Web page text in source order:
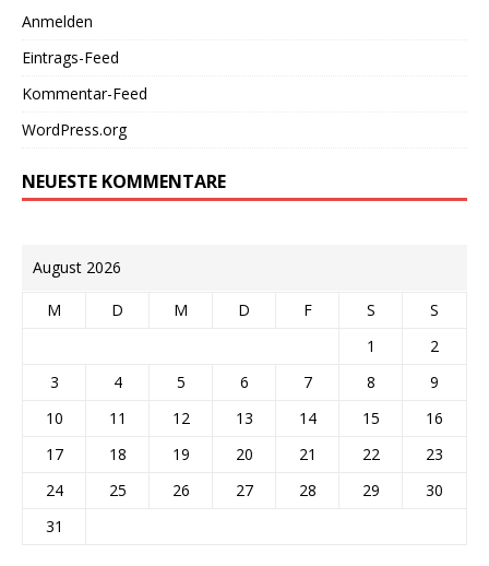
Anmelden
Eintrags-Feed
Kommentar-Feed
WordPress.org
NEUESTE KOMMENTARE
August 2026
M D M D F S
S
1
2
3
4 5 6 7 8
9
10
11 12 13 14 15
16
17
18 19 20 21 22
23
24
25 26 27 28 29
30
31